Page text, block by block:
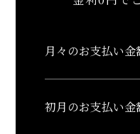
月々のお支払い金
初月のお支払い金